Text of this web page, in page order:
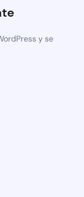
y se